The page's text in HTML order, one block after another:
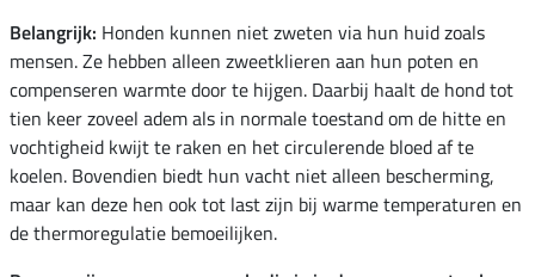
Belangrijk: Honden kunnen niet zweten via hun huid zoals
mensen. Ze hebben alleen zweetklieren aan hun poten en
compenseren warmte door te hijgen. Daarbij haalt de hond tot
tien keer zoveel adem als in normale toestand om de hitte en
vochtigheid kwijt te raken en het circulerende bloed af te
koelen. Bovendien biedt hun vacht niet alleen bescherming,
maar kan deze hen ook tot last zijn bij warme temperaturen en
de thermoregulatie bemoeilijken.